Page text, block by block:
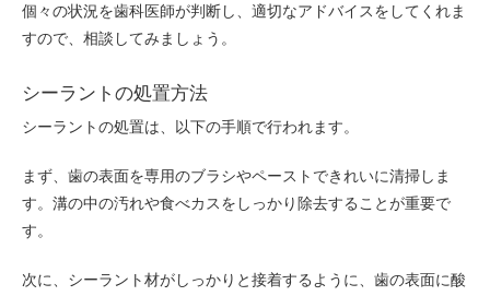
個々の状況を歯科医師が判断し、適切なアドバイスをしてくれま
すので、相談してみましょう。
シーラントの処置方法
シーラントの処置は、以下の手順で行われます。
まず、歯の表面を専用のブラシやペーストできれいに清掃しま
す。溝の中の汚れや食べカスをしっかり除去することが重要で
す。
次に、シーラント材がしっかりと接着するように、歯の表面に酸